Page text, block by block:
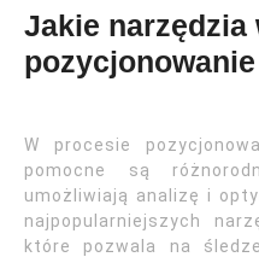
Jakie narzędzia
W procesie
pomocne są
umożliwiają analizę i
najpopularniejszych
które pozwala na